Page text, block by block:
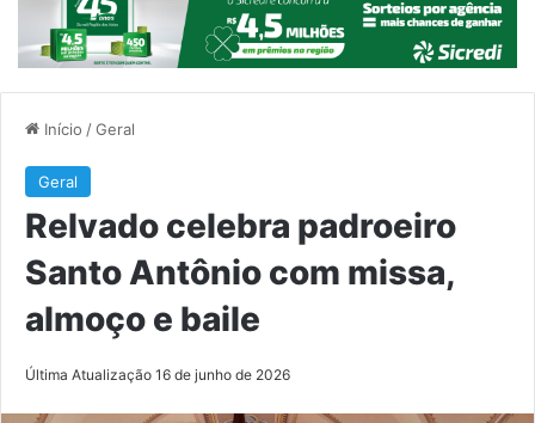
Início /Geral
Geral
Relvado celebra padroeiro
Santo Antônio com missa,
almoço e baile
Última Atualização 16 de junho de 2026